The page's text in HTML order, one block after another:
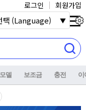
로그인 회원가입
모델 보조금 충전 이
택 (Language)